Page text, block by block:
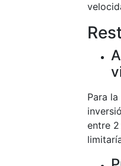
Para
entre